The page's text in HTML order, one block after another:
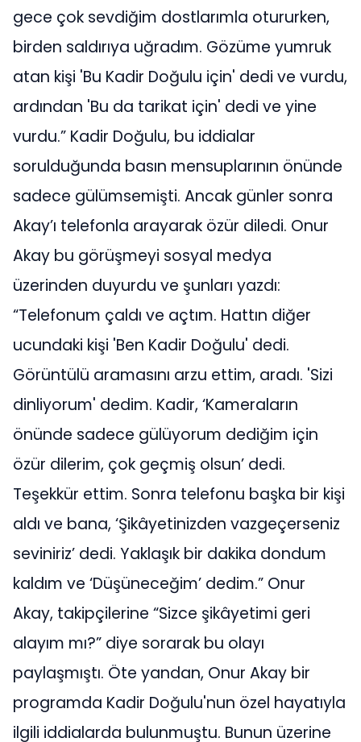
gece çok sevdiğim dostlarımla otururken,
birden saldırıya uğradım. Gözüme yumruk
atan kişi 'Bu Kadir Doğulu için' dedi ve vurdu,
ardından 'Bu da tarikat için' dedi ve yine
vurdu.” Kadir Doğulu, bu iddialar
sorulduğunda basın mensuplarının önünde
sadece gülümsemişti. Ancak günler sonra
Akay’ı telefonla arayarak özür diledi. Onur
Akay bu görüşmeyi sosyal medya
üzerinden duyurdu ve şunları yazdı:
“Telefonum çaldı ve açtım. Hattın diğer
ucundaki kişi 'Ben Kadir Doğulu' dedi.
Görüntülü aramasını arzu ettim, aradı. 'Sizi
dinliyorum' dedim. Kadir, ‘Kameraların
önünde sadece gülüyorum dediğim için
özür dilerim, çok geçmiş olsun’ dedi.
Teşekkür ettim. Sonra telefonu başka bir kişi
aldı ve bana, ‘Şikâyetinizden vazgeçerseniz
seviniriz’ dedi. Yaklaşık bir dakika dondum
kaldım ve ‘Düşüneceğim’ dedim.” Onur
Akay, takipçilerine “Sizce şikâyetimi geri
alayım mı?” diye sorarak bu olayı
paylaşmıştı. Öte yandan, Onur Akay bir
programda Kadir Doğulu'nun özel hayatıyla
ilgili iddialarda bulunmuştu. Bunun üzerine